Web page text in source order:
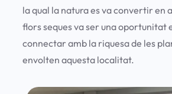
la qual la natura es va convertir en
flors sequesva ser una oportunitat
connectar amb la riquesa de les
envolten aquesta localitat.